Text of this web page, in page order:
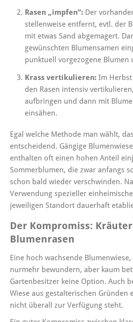
Rasen „impfen“: Der
stellenweise entfernt, evtl. der
mit etwas Sand abgemagert.
gewünschten Blumensamen
punktuell vorgezogene Blumen
Krass vertikulieren: Im
den Rasen intensiv
aufbringen und dann mit
einsähen.
Egal welche Methode man wählt,
entscheidend. Gängige
enthalten oft einen hohen Anteil
Sommerblumen, die zwar anfangs
schon bald wieder verschwinden.
Verwendung spezieller
jeweiligen Standort dauerhaft
Der Kompromiss:
Blumenrasen
Eine hoch wachsende
nurmehr bewundern, aber kaum
Gartenbesitzer keine Option. Auch
Wiese aus gestalterischen Gründen
nicht überall zur Verfügung steht.